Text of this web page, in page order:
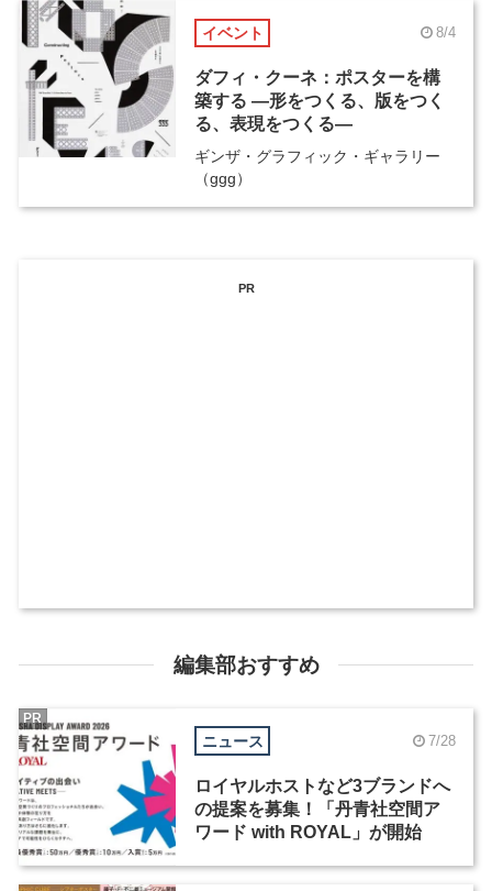
イベント 8/4
ダフィ・クーネ：ポスターを構
築する ―形をつくる、版をつく
る、表現をつくる―
ギンザ・グラフィック・ギャラリー
（ggg）
PR
編集部おすすめ
ニュース 7/28
ロイヤルホストなど3ブランドへ
の提案を募集！「丹青社空間ア
ワード with ROYAL」が開始
PR